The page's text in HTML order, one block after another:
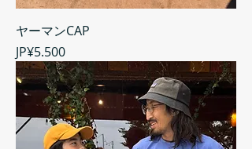
ヤーマンCAP
Harga
JP¥5.500